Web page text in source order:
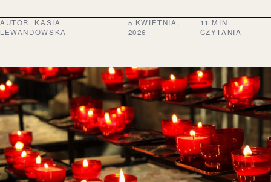
AUTOR: KASIA
LEWANDOWSKA
5 KWIETNIA,
2026
11 MIN
CZYTANIA